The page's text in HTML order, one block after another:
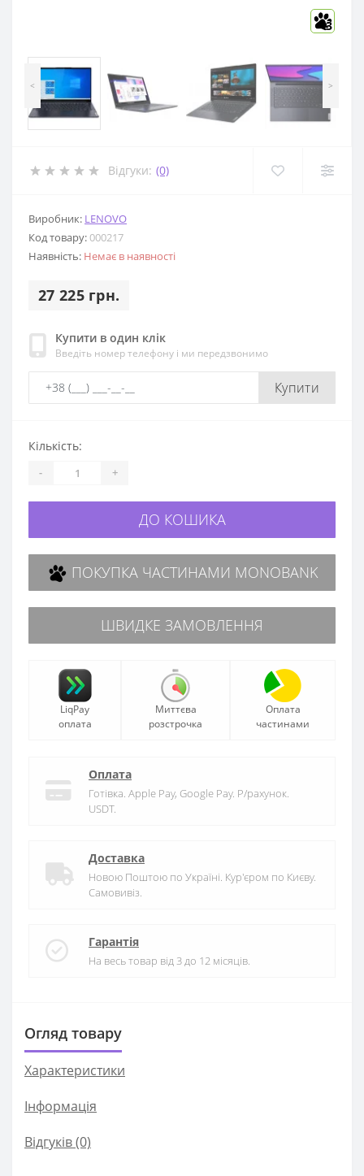
3
< >
Відгуки: (0)
Виробник: LENOVO
Код товару:000217
Наявність: Немає в наявності
27 225 грн.
Купити в один клік
Введіть номер телефону і ми передзвонимо
Купити
Кількість:
- +
ДО КОШИКА
ПОКУПКА ЧАСТИНАМИ MONOBANK
ШВИДКЕ ЗАМОВЛЕННЯ
LiqPay
оплата
Миттєва
розстрочка
Оплата
частинами
Оплата
Готівка. Apple Pay, Google Pay. Р/рахунок.
USDT.
Доставка
Новою Поштою по Україні. Кур'єром по Києву.
Самовивіз.
Гарантія
На весь товар від 3 до 12 місяців.
Огляд товару
Характеристики
Iнформація
Відгуків (0)